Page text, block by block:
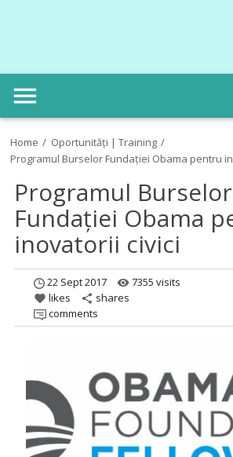
menu
Home
Oportunități | Training
Programul Burselor Fundației Obama pentru
Programul Burselor
Fundației Obama
inovatorii civici
22 Sept 2017 remove_red_eye 7355 visits
favorite likes share shares
comments